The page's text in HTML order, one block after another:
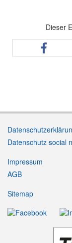
Dieser
Datenschutz social
Impressum
AGB
Sitemap